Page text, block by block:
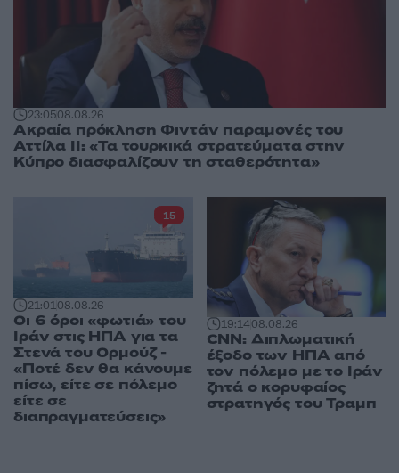
23:0508.08.26
Ακραία πρόκληση Φιντάν παραμονές του
Αττίλα ΙΙ: «Τα τουρκικά στρατεύματα στην
Κύπρο διασφαλίζουν τη σταθερότητα»
21:0108.08.26
Οι 6 όροι «φωτιά» του
Ιράν στις ΗΠΑ για τα
Στενά του Ορμούζ -
«Ποτέ δεν θα κάνουμε
πίσω, είτε σε πόλεμο
είτε σε
διαπραγματεύσεις»
15
19:1408.08.26
CNN: Διπλωματική
έξοδο των ΗΠΑ από
τον πόλεμο με το Ιράν
ζητά ο κορυφαίος
στρατηγός του Τραμπ